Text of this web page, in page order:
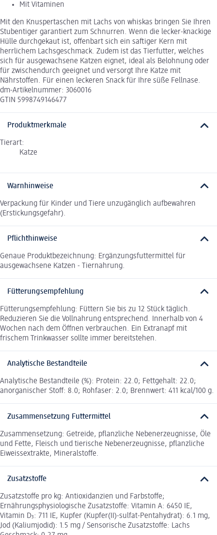
Mit Vitaminen
Mit den Knuspertaschen mit Lachs von whiskas bringen Sie Ihren
Stubentiger garantiert zum Schnurren. Wenn die lecker-knackige
Hülle durchgekaut ist, offenbart sich ein saftiger Kern mit
herrlichem Lachsgeschmack. Zudem ist das Tierfutter, welches
sich für ausgewachsene Katzen eignet, ideal als Belohnung oder
für zwischendurch geeignet und versorgt Ihre Katze mit
Nährstoffen. Für einen leckeren Snack für Ihre süße Fellnase.
dm-Artikelnummer: 3060016
GTIN 5998749146477
Produktmerkmale
Tierart:
Katze
Warnhinweise
Verpackung für Kinder und Tiere unzugänglich aufbewahren
(Erstickungsgefahr).
Pflichthinweise
Genaue Produktbezeichnung: Ergänzungsfuttermittel für
ausgewachsene Katzen - Tiernahrung.
Fütterungsempfehlung
Fütterungsempfehlung: Füttern Sie bis zu 12 Stück täglich.
Reduzieren Sie die Vollnahrung entsprechend. Innerhalb von 4
Wochen nach dem Öffnen verbrauchen. Ein Extranapf mit
frischem Trinkwasser sollte immer bereitstehen.
Analytische Bestandteile
Analytische Bestandteile (%): Protein: 22.0; Fettgehalt: 22.0;
anorganischer Stoff: 8.0; Rohfaser: 2.0; Brennwert: 411 kcal/100 g.
Zusammensetzung Futtermittel
Zusammensetzung: Getreide, pflanzliche Nebenerzeugnisse, Öle
und Fette, Fleisch und tierische Nebenerzeugnisse, pflanzliche
Eiweissextrakte, Mineralstoffe.
Zusatzstoffe
Zusatzstoffe pro kg: Antioxidanzien und Farbstoffe;
Ernährungsphysiologische Zusatzstoffe: Vitamin A: 6450 IE,
Vitamin D₃: 711 IE, Kupfer (Kupfer(II)-sulfat-Pentahydrat): 6.1 mg,
Jod (Kaliumjodid): 1.5 mg / Sensorische Zusatzstoffe: Lachs